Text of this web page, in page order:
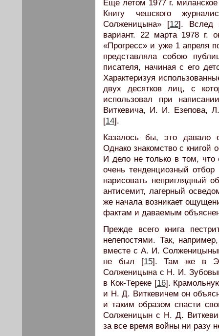
Еще летом 1977 г.
Книгу чешского
Солженицына» [12]. Вслед
вариант. 22 марта 1978 г.
«Прогресс» и уже 1 апреля
представляла собою
писателя, начиная с его
Характеризуя
двух десятков лиц, с
использовал при
Виткевича, И. И. Езепова,
[14].
Казалось бы, это давало
Однако знакомство с книгой
И дело не только в том, что
очень тенденциозный отбор
нарисовать неприглядный
антисемит, лагерный
же начала возникает
фактам и даваемым
Прежде всего книга
нелепостями. Так,
вместе с А. И.
не был [15]. Там же в
Солженицына с Н. И.
в Кок-Тереке [16].
и Н. Д. Виткевичем он
и таким образом спасти
Солженицын с Н. Д.
за все время войны ни разу